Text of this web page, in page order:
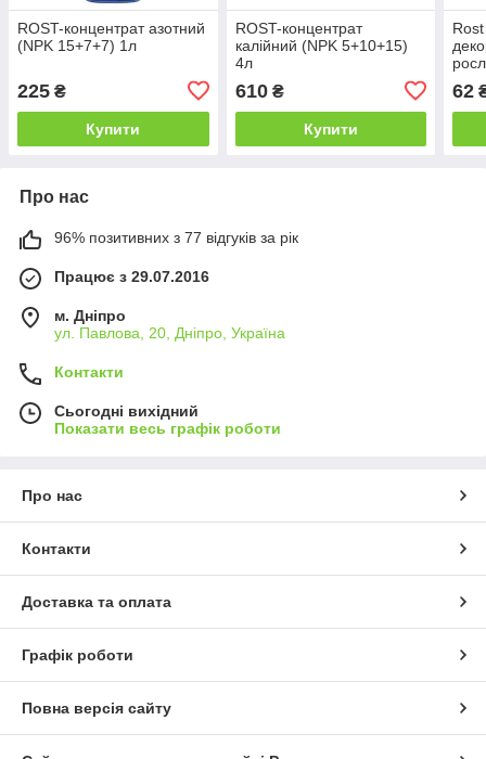
ROST-концентрат азотний
(NPK 15+7+7) 1л
225 ₴
Купити
ROST-концентрат
калійний (NPK 5+10+15)
4л
610₴
Купити
62
Про нас
96% позитивних з 77 відгуків за рік
Працює з 29.07.2016
м. Дніпро
ул. Павлова, 20, Дніпро, Україна
Контакти
Сьогодні вихідний
Показати весь графік роботи
Про нас
Контакти
Доставка та оплата
Графік роботи
Повна версія сайту